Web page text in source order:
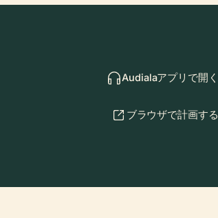
Audialaアプリで開く
ブラウザで計画する